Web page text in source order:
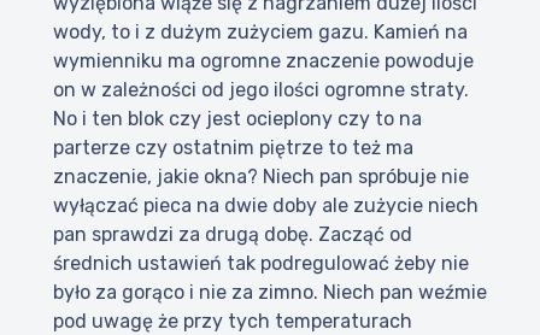
wody, to i z dużym zużyciem gazu. Kamień na
wymienniku ma ogromne znaczenie powoduje
on w zależności od jego ilości ogromne straty.
No i ten blok czy jest ocieplony czy to na
parterze czy ostatnim piętrze to też ma
znaczenie, jakie okna? Niech pan spróbuje nie
wyłączać pieca na dwie doby ale zużycie niech
pan sprawdzi za drugą dobę. Zacząć od
średnich ustawień tak podregulować żeby nie
było za gorąco i nie za zimno. Niech pan weźmie
pod uwagę że przy tych temperaturach